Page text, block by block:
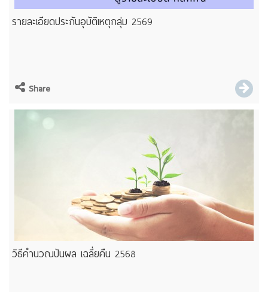
รายละเอียดประกันอุบัติเหตุกลุ่ม 2569
Share
วิธีคำนวณปันผล เฉลี่ยคืน 2568